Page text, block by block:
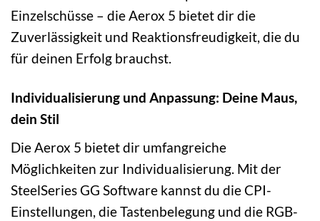
Einzelschüsse – die Aerox 5 bietet dir die
Zuverlässigkeit und Reaktionsfreudigkeit, die du
für deinen Erfolg brauchst.
Individualisierung und Anpassung: Deine Maus,
dein Stil
Die Aerox 5 bietet dir umfangreiche
Möglichkeiten zur Individualisierung. Mit der
SteelSeries GG Software kannst du die CPI-
Einstellungen, die Tastenbelegung und die RGB-